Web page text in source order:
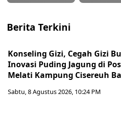
Berita Terkini
Konseling Gizi, Cegah Gizi
Inovasi Puding Jagung di
Melati Kampung Cisereuh
Sabtu, 8 Agustus 2026, 10:24 PM